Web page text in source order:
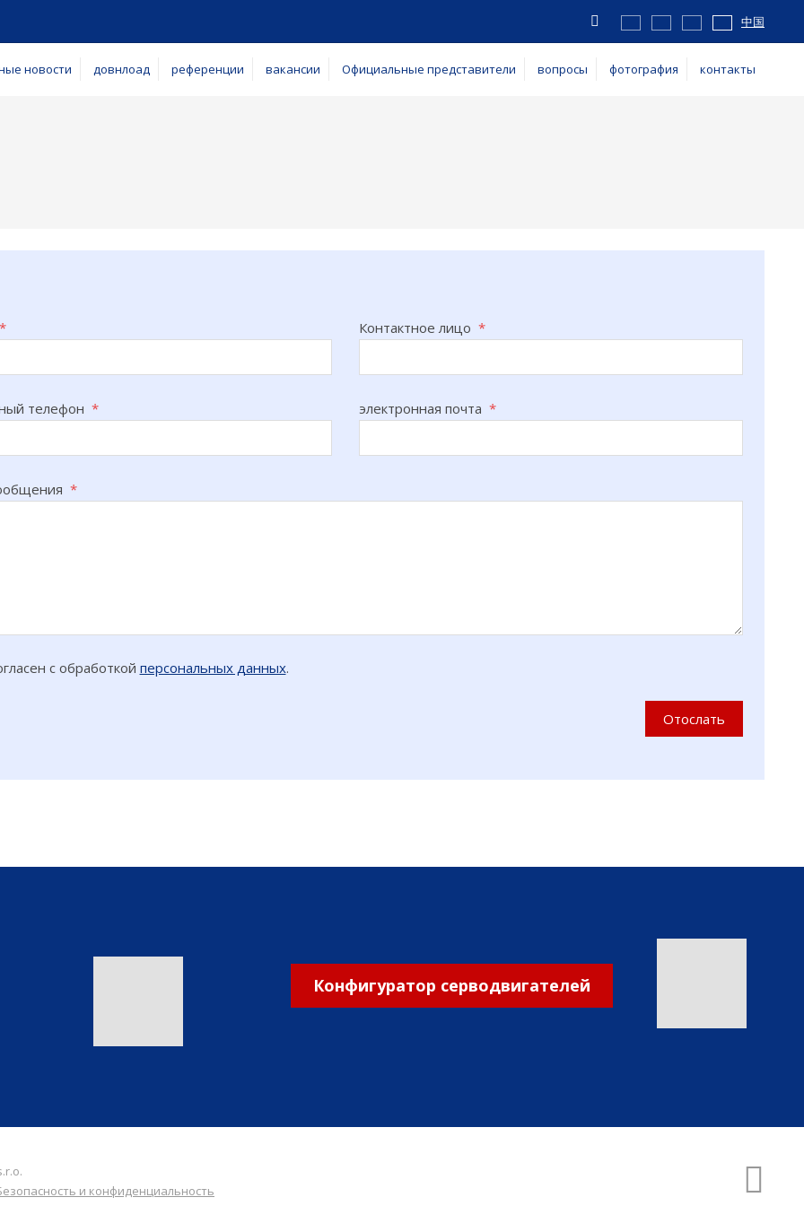
Vyhledávání 中国
новости довнлоад референции вакансии Официальные представители вопросы фотография контакты
*
телефон *
Контактное лицо *
электронная почта *
*
с обработкой персональных данных.
Отослать
Конфигуратор серводвигателей
и конфиденциальность